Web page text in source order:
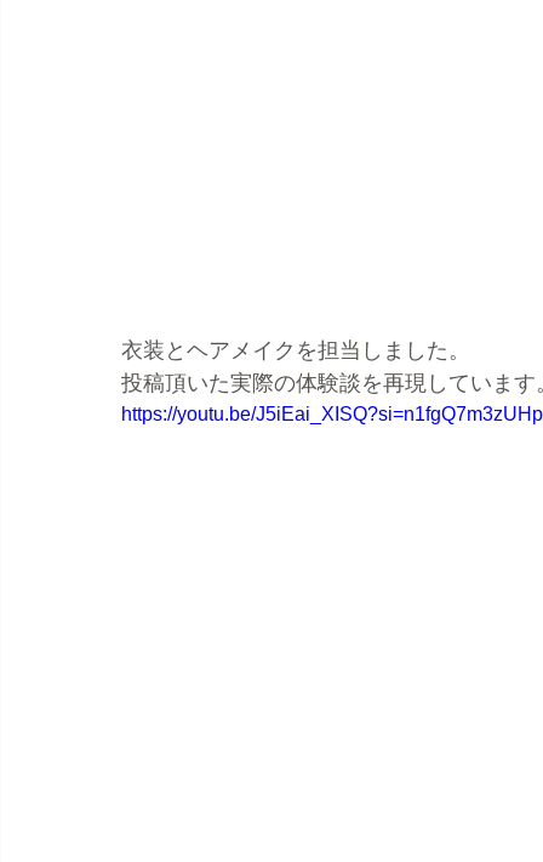
衣装とヘアメイクを担当しました。
投稿頂いた実際の体験談を再現していま
https://youtu.be/